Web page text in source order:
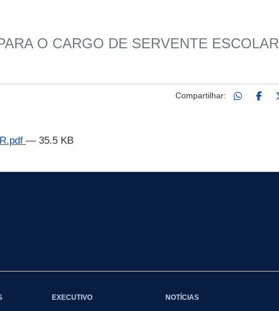
O CARGO DE SERVENTE ESCOLAR
Compartilhar:
— 35.5 KB
EXECUTIVO NOTÍCIAS